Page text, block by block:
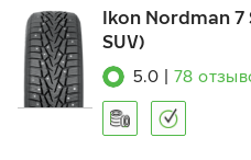
Ikon Nordman 7
SUV)
5.0 78